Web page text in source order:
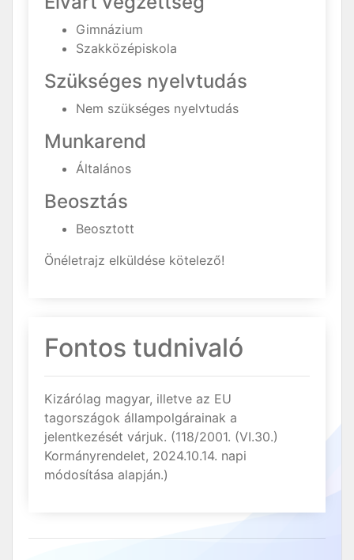
Gimnázium
Szakközépiskola
Szükséges nyelvtudás
Nem szükséges nyelvtudás
Munkarend
Általános
Beosztás
Beosztott
Önéletrajz elküldése kötelező!
Fontos tudnivaló
Kizárólag magyar, illetve az EU
tagországok állampolgárainak a
jelentkezését várjuk. (118/2001. (VI.30.)
Kormányrendelet, 2024.10.14. napi
módosítása alapján.)